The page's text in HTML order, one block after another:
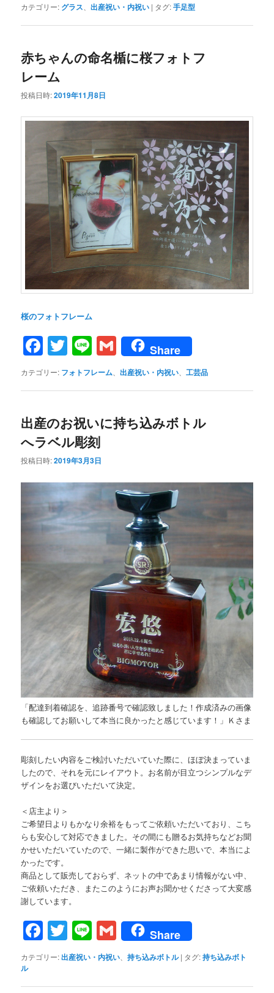
カテゴリー: グラス 、出産祝い・内祝い | タグ:手足型
赤ちゃんの命名楯に桜フォトフ
レーム
投稿日時:2019年11月8日
桜のフォトフレーム
Facebook
Twitter
LineGmail
Share
カテゴリー: フォトフレーム 、出産祝い・内祝い 、工芸品
出産のお祝いに持ち込みボトル
へラベル彫刻
投稿日時:2019年3月3日
「配達到着確認を、追跡番号で確認致しました！作成済みの画像
も確認してお願いして本当に良かったと感じています！」Ｋさま
彫刻したい内容をご検討いただいていた際に、ほぼ決まっていま
したので、それを元にレイアウト。お名前が目立つシンプルなデ
ザインをお選びいただいて決定。
＜店主より＞
ご希望日よりもかなり余裕をもってご依頼いただいており、こち
らも安心して対応できました。その間にも贈るお気持ちなどお聞
かせいただいていたので、一緒に製作ができた思いで、本当によ
かったです。
商品として販売しておらず、ネットの中であまり情報がない中、
ご依頼いただき、またこのようにお声お聞かせくださって大変感
謝しています。
Facebook
Twitter
LineGmail
Share
カテゴリー:出産祝い・内祝い 、持ち込みボトル | タグ:持ち込みボト
ル